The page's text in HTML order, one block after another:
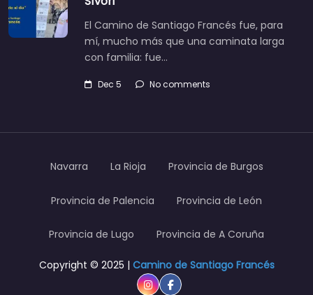
El Camino de Santiago Francés fue, para
mí, mucho más que una caminata larga
con familia: fue…
Dec 5 No comments
Navarra La Rioja Provincia de Burgos
Provincia de Palencia Provincia de León
Provincia de Lugo Provincia de A Coruña
Copyright © 2025 | Camino de Santiago Francés